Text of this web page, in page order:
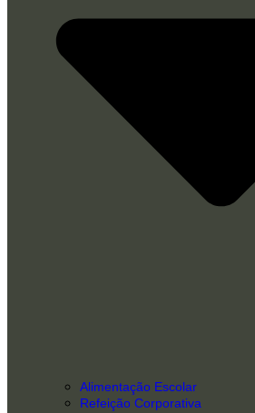
Alimentação Escolar
Refeição Corporativa